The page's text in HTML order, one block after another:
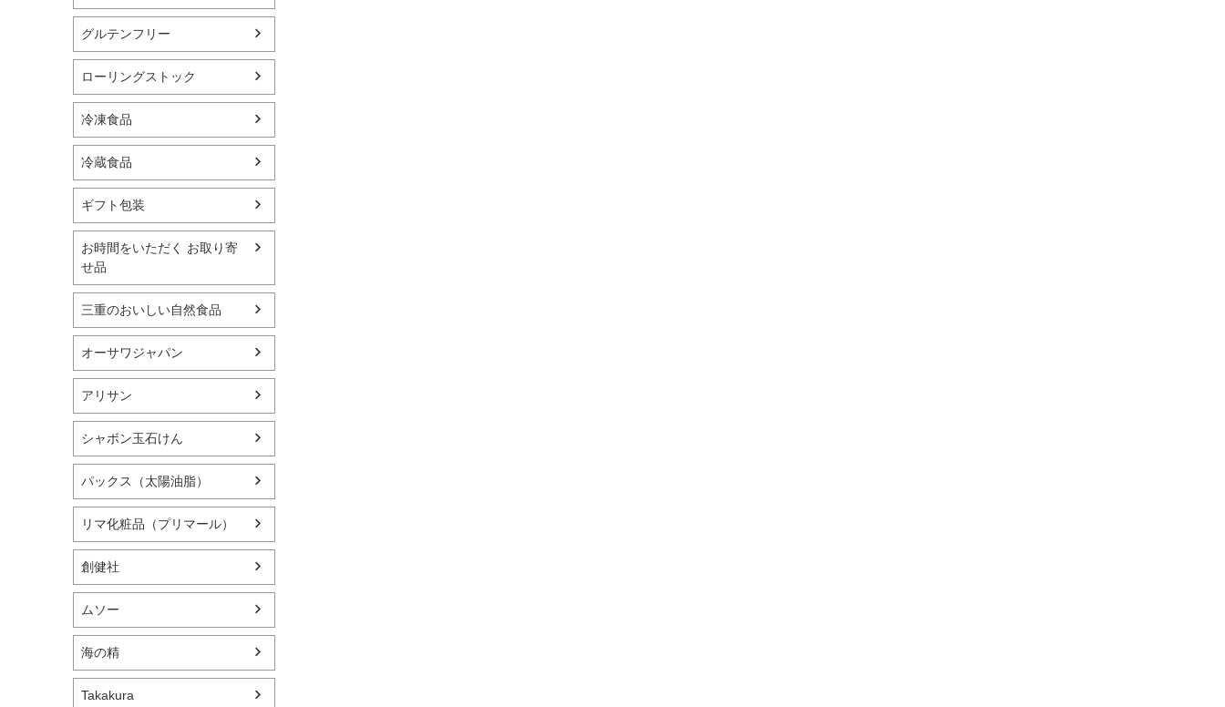
グルテンフリー
ローリングストック
冷凍食品
冷蔵食品
ギフト包装
お時間をいただく お取り寄
せ品
三重のおいしい自然食品
オーサワジャパン
アリサン
シャボン玉石けん
パックス（太陽油脂）
リマ化粧品（プリマール）
創健社
ムソー
海の精
Takakura